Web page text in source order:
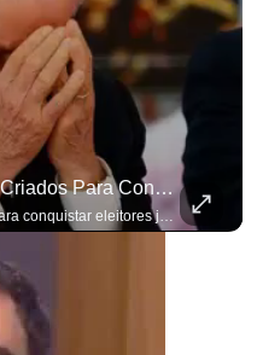
Programas Do Governo Lula Criados Para Conquistar Eleitores Já Não Têm Mais O Mesmo Efeito
Programas do governo Lula criados para conquistar eleitores já não têm o mesmo efeito de campanhas anteriores. #OAntagonista Se você busca informação com credibilidade, inscreva-se agora e ative o